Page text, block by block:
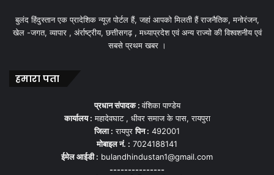
बुलंद हिंदुस्तान एक प्रादेशिक न्यूज़ पोर्टल हैं, जहां आपको मिलती हैं राजनैतिक, मनोरंजन,
खेल -जगत, व्यापार , अंर्राष्ट्रीय, छत्तीसगढ़ , मध्याप्रदेश एवं अन्य राज्यो की विश्वशनीय एवं
सबसे प्रथम खबर ।
हमारा पता
प्रधान संपादक :वंशिका पाण्डेय
कार्यालय : महादेवघाट , धीवर समाज के पास, रायपुरा
जिला : रायपुरपिन : 492001
मोबाइल नं. : 7024188141
ईमेल आईडी : bulandhindustan1@gmail.com
---------------